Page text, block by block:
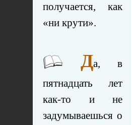
получается, как
«ни крути».
Да, в
пятнадцать лет
как-то и не
задумываешься о